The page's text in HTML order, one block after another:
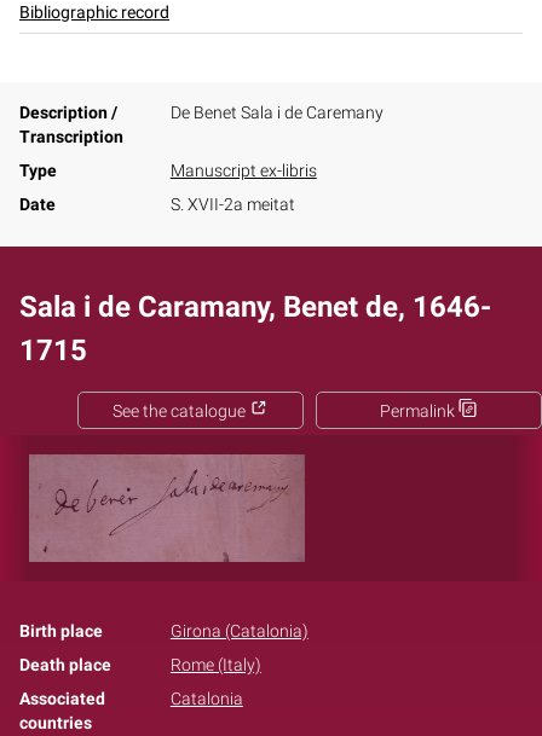
Bibliographic record
Description /
Transcription
De Benet Sala i de Caremany
Type
Manuscript ex-libris
Date
S. XVII-2a meitat
Sala i de Caramany, Benet de, 1646-
1715
Permalink
See the catalogue
Birth place
Girona (Catalonia)
Death place
Rome (Italy)
Associated
countries
Catalonia